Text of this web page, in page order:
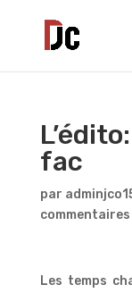
fac
par
commentaires
Les temps